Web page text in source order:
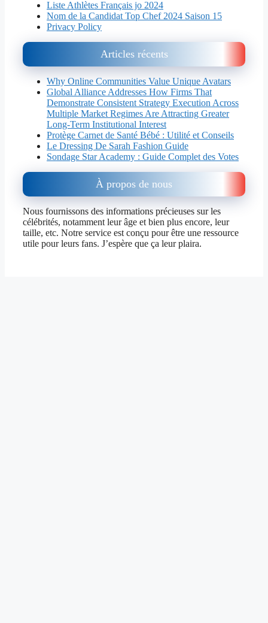
Liste Athlètes Français jo 2024
Nom de la Candidat Top Chef 2024 Saison 15
Privacy Policy
Articles récents
Why Online Communities Value Unique Avatars
Global Alliance Addresses How Firms That
Demonstrate Consistent Strategy Execution Across
Multiple Market Regimes Are Attracting Greater
Long-Term Institutional Interest
Protège Carnet de Santé Bébé : Utilité et Conseils
Le Dressing De Sarah Fashion Guide
Sondage Star Academy : Guide Complet des Votes
À propos de nous
Nous fournissons des informations précieuses sur les
célébrités, notamment leur âge et bien plus encore, leur
taille, etc. Notre service est conçu pour être une ressource
utile pour leurs fans. J’espère que ça leur plaira.